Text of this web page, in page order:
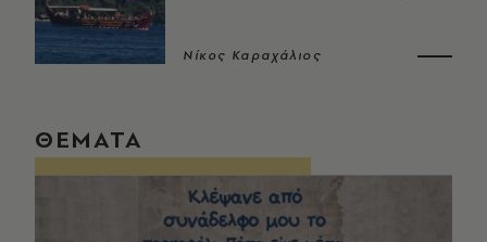
Νίκος Καραχάλιος
ΘΕΜΑΤΑ